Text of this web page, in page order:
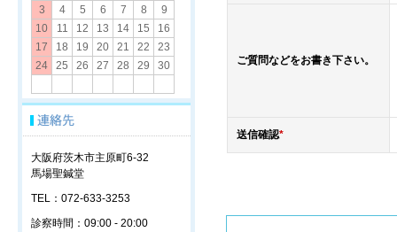
ご質問などをお書き下さい。
送信確認*
3
4 5 6 7 8
9
10
11 12 13 14 15
16
17
18 19 20 21 22
23
24
25 26 27 28 29 30
大阪府茨木市主原町6-32
馬場聖鍼堂
TEL：072-633-3253
診察時間：09:00 - 20:00